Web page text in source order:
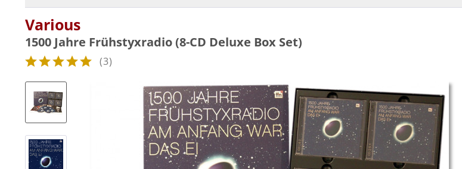
Various
1500 Jahre Frühstyxradio (8-CD Deluxe Box Set)
(3)